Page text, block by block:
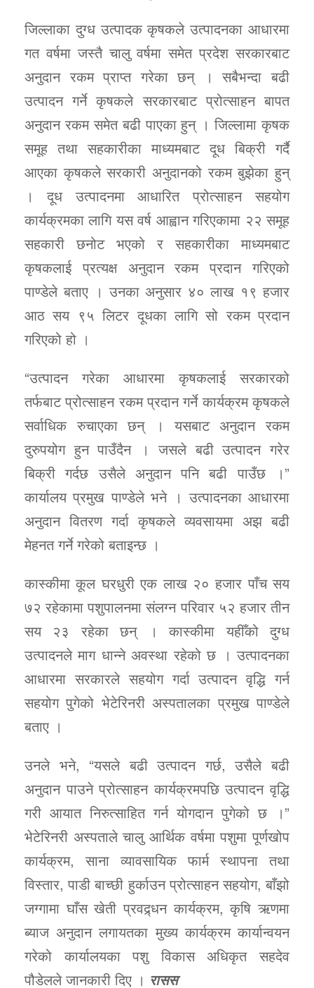
जिल्लाका दुग्ध उत्पादक कृषकले उत्पादनका आधारमा
गत वर्षमा जस्तै चालु वर्षमा समेत प्रदेश सरकारबाट
अनुदान रकम प्राप्त गरेका छन् । सबैभन्दा बढी
उत्पादन गर्ने कृषकले सरकारबाट प्रोत्साहन बापत
अनुदान रकम समेत बढी पाएका हुन् । जिल्लामा कृषक
समूह तथा सहकारीका माध्यमबाट दूध बिक्री गर्दै
आएका कृषकले सरकारी अनुदानको रकम बुझेका हुन्
। दूध उत्पादनमा आधारित प्रोत्साहन सहयोग
कार्यक्रमका लागि यस वर्ष आह्वान गरिएकामा २२ समूह
सहकारी छनोट भएको र सहकारीका माध्यमबाट
कृषकलाई प्रत्यक्ष अनुदान रकम प्रदान गरिएको
पाण्डेले बताए । उनका अनुसार ४० लाख १९ हजार
आठ सय ९५ लिटर दूधका लागि सो रकम प्रदान
गरिएको हो ।
“उत्पादन गरेका आधारमा कृषकलाई सरकारको
तर्फबाट प्रोत्साहन रकम प्रदान गर्ने कार्यक्रम कृषकले
सर्वाधिक रुचाएका छन् । यसबाट अनुदान रकम
दुरुपयोग हुन पाउँदैन । जसले बढी उत्पादन गरेर
बिक्री गर्दछ उसैले अनुदान पनि बढी पाउँछ ।”
कार्यालय प्रमुख पाण्डेले भने । उत्पादनका आधारमा
अनुदान वितरण गर्दा कृषकले व्यवसायमा अझ बढी
मेहनत गर्ने गरेको बताइन्छ ।
कास्कीमा कूल घरधुरी एक लाख २० हजार पाँच सय
७२ रहेकामा पशुपालनमा संलग्न परिवार ५२ हजार तीन
सय २३ रहेका छन् । कास्कीमा यहीँको दुग्ध
उत्पादनले माग धान्ने अवस्था रहेको छ । उत्पादनका
आधारमा सरकारले सहयोग गर्दा उत्पादन वृद्धि गर्न
सहयोग पुगेको भेटेरिनरी अस्पतालका प्रमुख पाण्डेले
बताए ।
उनले भने, “यसले बढी उत्पादन गर्छ, उसैले बढी
अनुदान पाउने प्रोत्साहन कार्यक्रमपछि उत्पादन वृद्धि
गरी आयात निरुत्साहित गर्न योगदान पुगेको छ ।”
भेटेरिनरी अस्पताले चालु आर्थिक वर्षमा पशुमा पूर्णखोप
कार्यक्रम, साना व्यावसायिक फार्म स्थापना तथा
विस्तार, पाडी बाच्छी हुर्काउन प्रोत्साहन सहयोग, बाँझो
जग्गामा घाँस खेती प्रवद्र्धन कार्यक्रम, कृषि ऋणमा
ब्याज अनुदान लगायतका मुख्य कार्यक्रम कार्यान्वयन
गरेको कार्यालयका पशु विकास अधिकृत सहदेव
पौडेलले जानकारी दिए । रासस